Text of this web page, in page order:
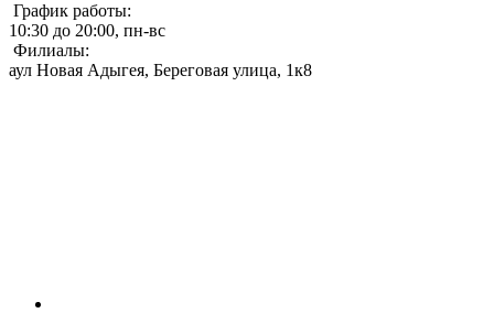
График работы:
10:30 до 20:00, пн-вс
Филиалы:
аул Новая Адыгея, Береговая улица, 1к8